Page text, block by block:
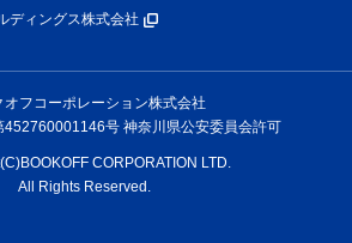
ディングス株式会社
オフコーポレーション株式会社
452760001146号 神奈川県公安委員会許可
CORPORATION LTD.
All Rights Reserved.